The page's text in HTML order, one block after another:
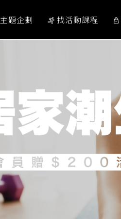
主題企劃 找活動課程